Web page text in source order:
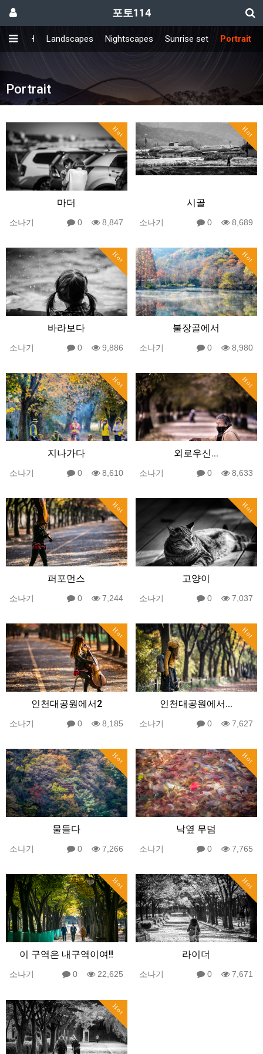
포토114
FRESH Landscapes Nightscapes Sunrise set Portrait
Portrait
Hot
마더
소나기 0 8,847
Hot
시골
소나기 0 8,689
Hot
바라보다
소나기 0 9,886
Hot
불장골에서
소나기 0 8,980
Hot
지나가다
소나기 0 8,610
Hot
외로우신...
소나기 0 8,633
Hot
퍼포먼스
소나기 0 7,244
Hot
고양이
소나기 0 7,037
Hot
인천대공원에서2
소나기 0 8,185
Hot
인천대공원에서...
소나기 0 7,627
Hot
물들다
소나기 0 7,266
Hot
낙옆 무덤
소나기 0 7,765
Hot
이 구역은 내구역이여!!
소나기 0 22,625
Hot
라이더
소나기 0 7,671
Hot